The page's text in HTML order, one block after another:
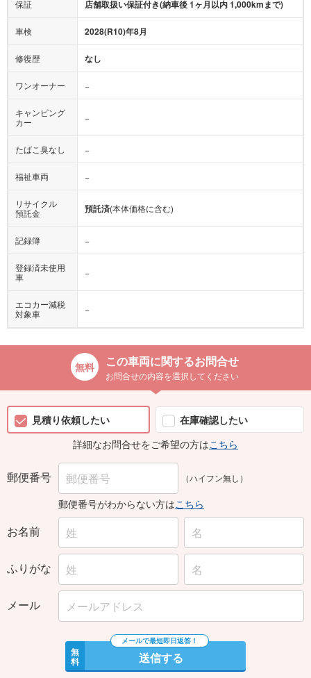
保証 店舗取扱い保証付き(納車後 1ヶ月以内 1,000kmまで)
車検 2028(R10)年8月
修復歴 なし
ワンオーナー −
キャンピング
カー
−
たばこ臭なし −
福祉車両 −
リサイクル
預託金
預託済(本体価格に含む)
記録簿 −
登録済未使用
車
−
エコカー減税
対象車
−
この車両に関するお問合せ
お問合せの内容を選択してください
見積り依頼したい
在庫確認したい
詳細なお問合せをご希望の方はこちら
郵便番号 （ハイフン無し）
郵便番号がわからない方はこちら
お名前
ふりがな
メール
無
料 送信する